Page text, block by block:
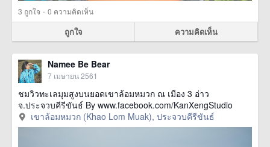
3 ถูกใจ · 0 ความคิดเห็น
ถูกใจ ความคิดเห็น
Namee Be Bear
7 เมษายน 2561
ชมวิวทะเลมุมสูงบนยอดเขาล้อมหมวก ณ เมือง 3 อ่าว
จ.ประจวบคีรีขันธ์ By www.facebook.com/KanXengStudio
เขาล้อมหมวก (Khao Lom Muak), ประจวบคีรีขันธ์